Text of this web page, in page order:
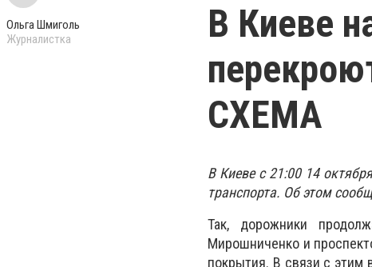
Ольга Шмиголь
Журналистка
В Киеве
СХЕМА
В Киеве с 21:00 14
транспорта. Об этом
Так, дорожники
Мирошниченко и
покрытия. В связи с этим